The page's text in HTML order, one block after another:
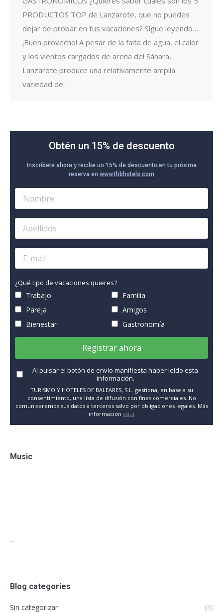
PRODUCTOS TOP de Lanzarote, que no puedes
dejar de probar en tus vacaciones? Sigue leyendo…
¡Buen provecho! A pesar de la falta de agua, el calor
y los vientos cargados de arena del Sáhara,
Lanzarote produce una relativamente amplia
variedad de…
Obtén un 15% de descuento
Inscríbete ahora y recibe un 15% de descuento en tu próxima
reserva en www.thbhotels.com
¿Qué tipo de vacaciones quieres?
Trabajo
Familia
Pareja
Amigos
Bienestar
Gastronomía
Registrar ahora
Al pulsar el botón de envío manifiesta haber leído esta
información.
TURISMO Y HOTELES DE BALEARES, S.L. gestiona, en base a su
consentimiento, una lista de difusión con fines comerciales. No
comunicaremos sus datos a terceros salvo por obligaciones legales. Más
información aquí
Music
"
Blog categories
Sin categorizar (3)